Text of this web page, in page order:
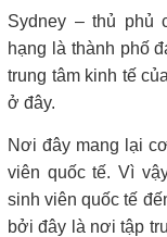
Sydney – thủ phủ
hạng là thành phố
trung tâm kinh tế
ở đây.
Nơi đây mang lại
viên quốc tế. Vì
sinh viên quốc tế
bởi đây là nơi tập